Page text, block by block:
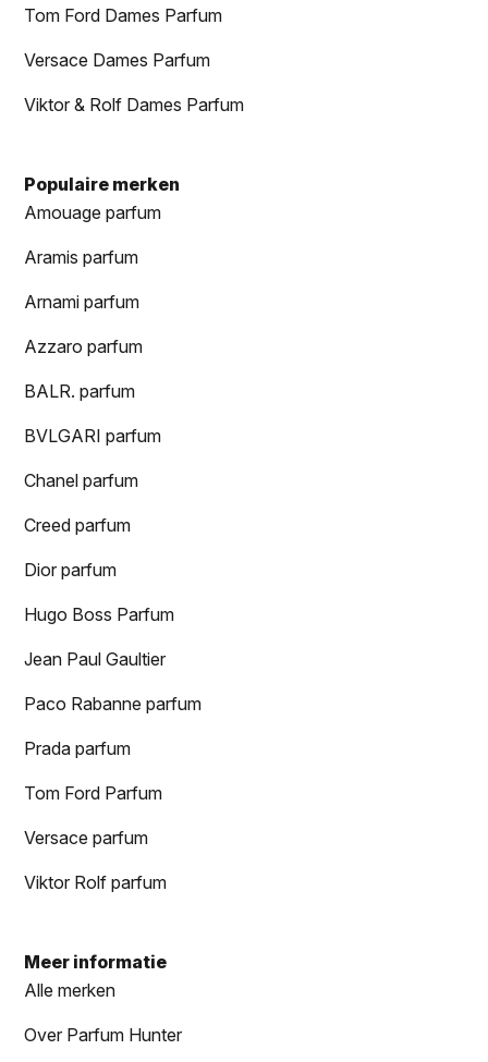
Tom Ford Dames Parfum
Versace Dames Parfum
Viktor & Rolf Dames Parfum
Populaire merken
Amouage parfum
Aramis parfum
Arnami parfum
Azzaro parfum
BALR. parfum
BVLGARI parfum
Chanel parfum
Creed parfum
Dior parfum
Hugo Boss Parfum
Jean Paul Gaultier
Paco Rabanne parfum
Prada parfum
Tom Ford Parfum
Versace parfum
Viktor Rolf parfum
Meer informatie
Alle merken
Over Parfum Hunter